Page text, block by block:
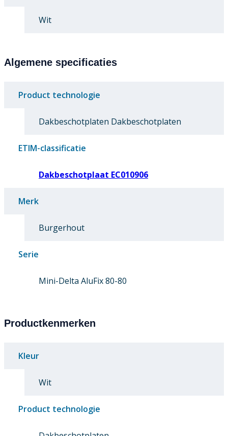
Wit
Algemene specificaties
Product technologie
Dakbeschotplaten Dakbeschotplaten
ETIM-classificatie
Dakbeschotplaat EC010906
Merk
Burgerhout
Serie
Mini-Delta AluFix 80-80
Productkenmerken
Kleur
Wit
Product technologie